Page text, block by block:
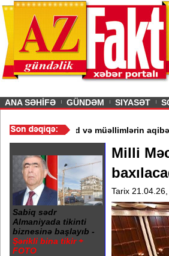
ANA SƏHİFƏ GÜNDƏM SIYASƏT
bağlandı - Şagird və
Sabiq sədr
Almaniyada tikinti
biznesinə başlayıb -
Şərikli bina tikir +
FOTO
Milli
Tarix